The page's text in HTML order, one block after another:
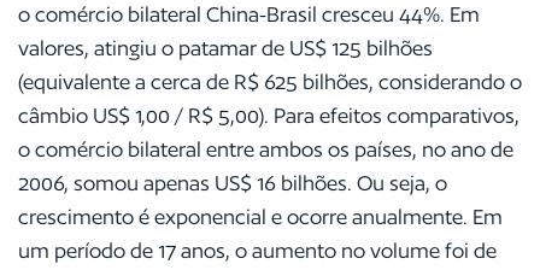
o comércio bilateral China-Brasil cresceu 44%. Em
valores, atingiu o patamar de US$ 125 bilhões
(equivalente a cerca de R$ 625 bilhões, considerando o
câmbio US$ 1,00 / R$ 5,00). Para efeitos comparativos,
o comércio bilateral entre ambos os países, no ano de
2006, somou apenas US$ 16 bilhões. Ou seja, o
crescimento é exponencial e ocorre anualmente. Em
um período de 17 anos, o aumento no volume foi de